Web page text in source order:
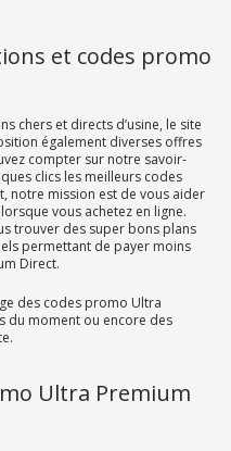
et codes promo
chers et directs d’usine, le site
également diverses offres
compter sur notre savoir-
clics les meilleurs codes
notre mission est de vous aider
vous achetez en ligne.
trouver des super bons plans
permettant de payer moins
Direct.
des codes promo Ultra
du moment ou encore des
Ultra Premium